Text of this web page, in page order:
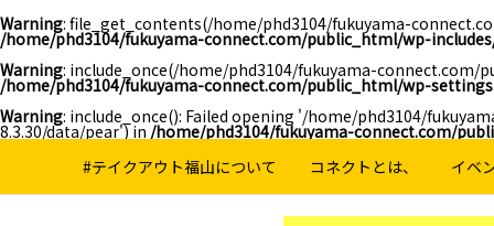
Warning: file_get_contents(/home/phd3104/fukuyama-
/home/phd3104/fukuyama-connect.com/public_html/wp-
Warning: include_once(/home/phd3104/fukuyama-
/home/phd3104/fukuyama-connect.com/public_html/wp-
Warning: include_once(): Failed opening '/home/phd3104/
8.3.30/data/pear') in /home/phd3104/fukuyama-connect.com/
#テイクアウト福山について
コネクトとは、 イベ